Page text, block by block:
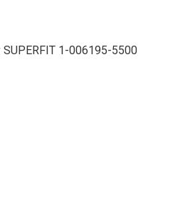
SUPERFIT 1-006195-5500